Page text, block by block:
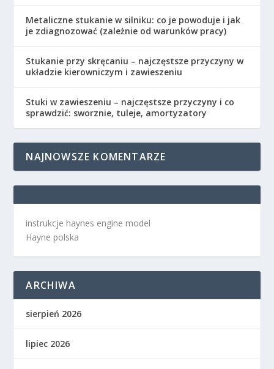
Metaliczne stukanie w silniku: co je powoduje i jak
je zdiagnozować (zależnie od warunków pracy)
Stukanie przy skręcaniu – najczęstsze przyczyny w
układzie kierowniczym i zawieszeniu
Stuki w zawieszeniu – najczęstsze przyczyny i co
sprawdzić: sworznie, tuleje, amortyzatory
NAJNOWSZE KOMENTARZE
instrukcje haynes engine model
Hayne polska
ARCHIWA
sierpień 2026
lipiec 2026